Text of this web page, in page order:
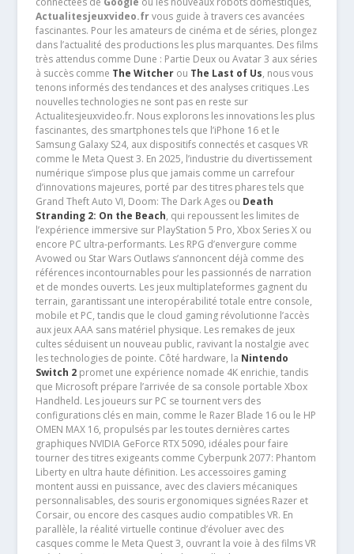
Actualitesjeuxvideo.frvous guide à travers ces avancées
fascinantes. Pour les amateurs de cinéma et de séries, plongez
dans l’actualité des productions les plus marquantes. Des films
très attendus comme Dune : Partie Deux ou Avatar 3 aux séries
à succès comme The Witcherou The Last of Us, nous vous
tenons informés des tendances et des analyses critiques .Les
nouvelles technologies ne sont pas en reste sur
Actualitesjeuxvideo.fr. Nous explorons les innovations les plus
fascinantes, des smartphones tels que l’iPhone 16 et le
Samsung Galaxy S24, aux dispositifs connectés et casques VR
comme le Meta Quest 3. En 2025, l’industrie du divertissement
numérique s’impose plus que jamais comme un carrefour
d’innovations majeures, porté par des titres phares tels que
Grand Theft Auto VI, Doom: The Dark Ages ou Death
Stranding 2: On the Beach, qui repoussent les limites de
l’expérience immersive sur PlayStation 5 Pro, Xbox Series X ou
encore PC ultra-performants. Les RPG d’envergure comme
Avowed ou Star Wars Outlaws s’annoncent déjà comme des
références incontournables pour les passionnés de narration
et de mondes ouverts. Les jeux multiplateformes gagnent du
terrain, garantissant une interopérabilité totale entre console,
mobile et PC, tandis que le cloud gaming révolutionne l’accès
aux jeux AAA sans matériel physique. Les remakes de jeux
cultes séduisent un nouveau public, ravivant la nostalgie avec
les technologies de pointe. Côté hardware, la Nintendo
Switch 2promet une expérience nomade 4K enrichie, tandis
que Microsoft prépare l’arrivée de sa console portable Xbox
Handheld. Les joueurs sur PC se tournent vers des
configurations clés en main, comme le Razer Blade 16 ou le HP
OMEN MAX 16, propulsés par les toutes dernières cartes
graphiques NVIDIA GeForce RTX 5090, idéales pour faire
tourner des titres exigeants comme Cyberpunk 2077: Phantom
Liberty en ultra haute définition. Les accessoires gaming
montent aussi en puissance, avec des claviers mécaniques
personnalisables, des souris ergonomiques signées Razer et
Corsair, ou encore des casques audio compatibles VR. En
parallèle, la réalité virtuelle continue d’évoluer avec des
casques comme le Meta Quest 3, ouvrant la voie à des films VR